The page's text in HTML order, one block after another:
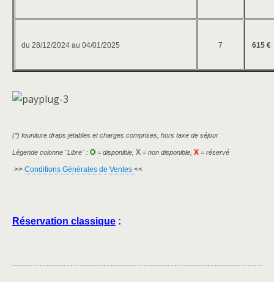
du 28/12/2024 au 04/01/2025 7 615 €
(*) founiture draps jetables et charges comprises, hors taxe de séjour
Légende colonne "Libre" : O = disponible, X = non disponible, X = réservé
>> Conditions Générales de Ventes <<
Réservation classique :